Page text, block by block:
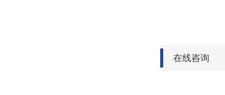
在线咨询